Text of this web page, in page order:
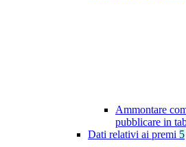
Ammontare
pubblicare in
Dati relativi ai premi 5